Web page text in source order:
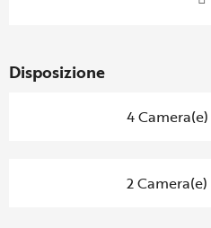
Disposizione
4
2